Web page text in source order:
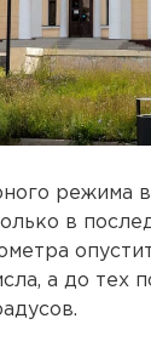
режима
в
а до тех